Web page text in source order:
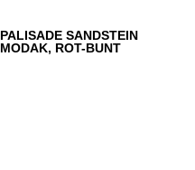
PALISADE SANDSTEIN
MODAK, ROT-BUNT